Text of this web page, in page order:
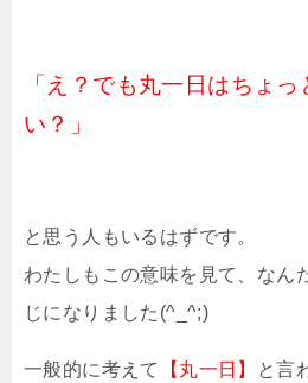
「え？でも丸一日はちょ
い？」
と思う人もいるはずです。
わたしもこの意味を見て、なん
じになりました(^_^;)
一般的に考えて 【丸一日】 と言